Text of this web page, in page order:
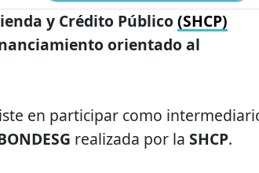
y Crédito Público (SHCP)
orientado al
en participar como
realizada por la SHCP.